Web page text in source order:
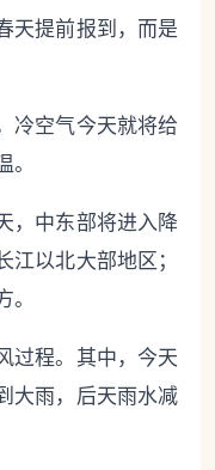
提前报到，而是
空气今天就将给
中东部将进入降
以北大部地区；
程。其中，今天
大雨，后天雨水减